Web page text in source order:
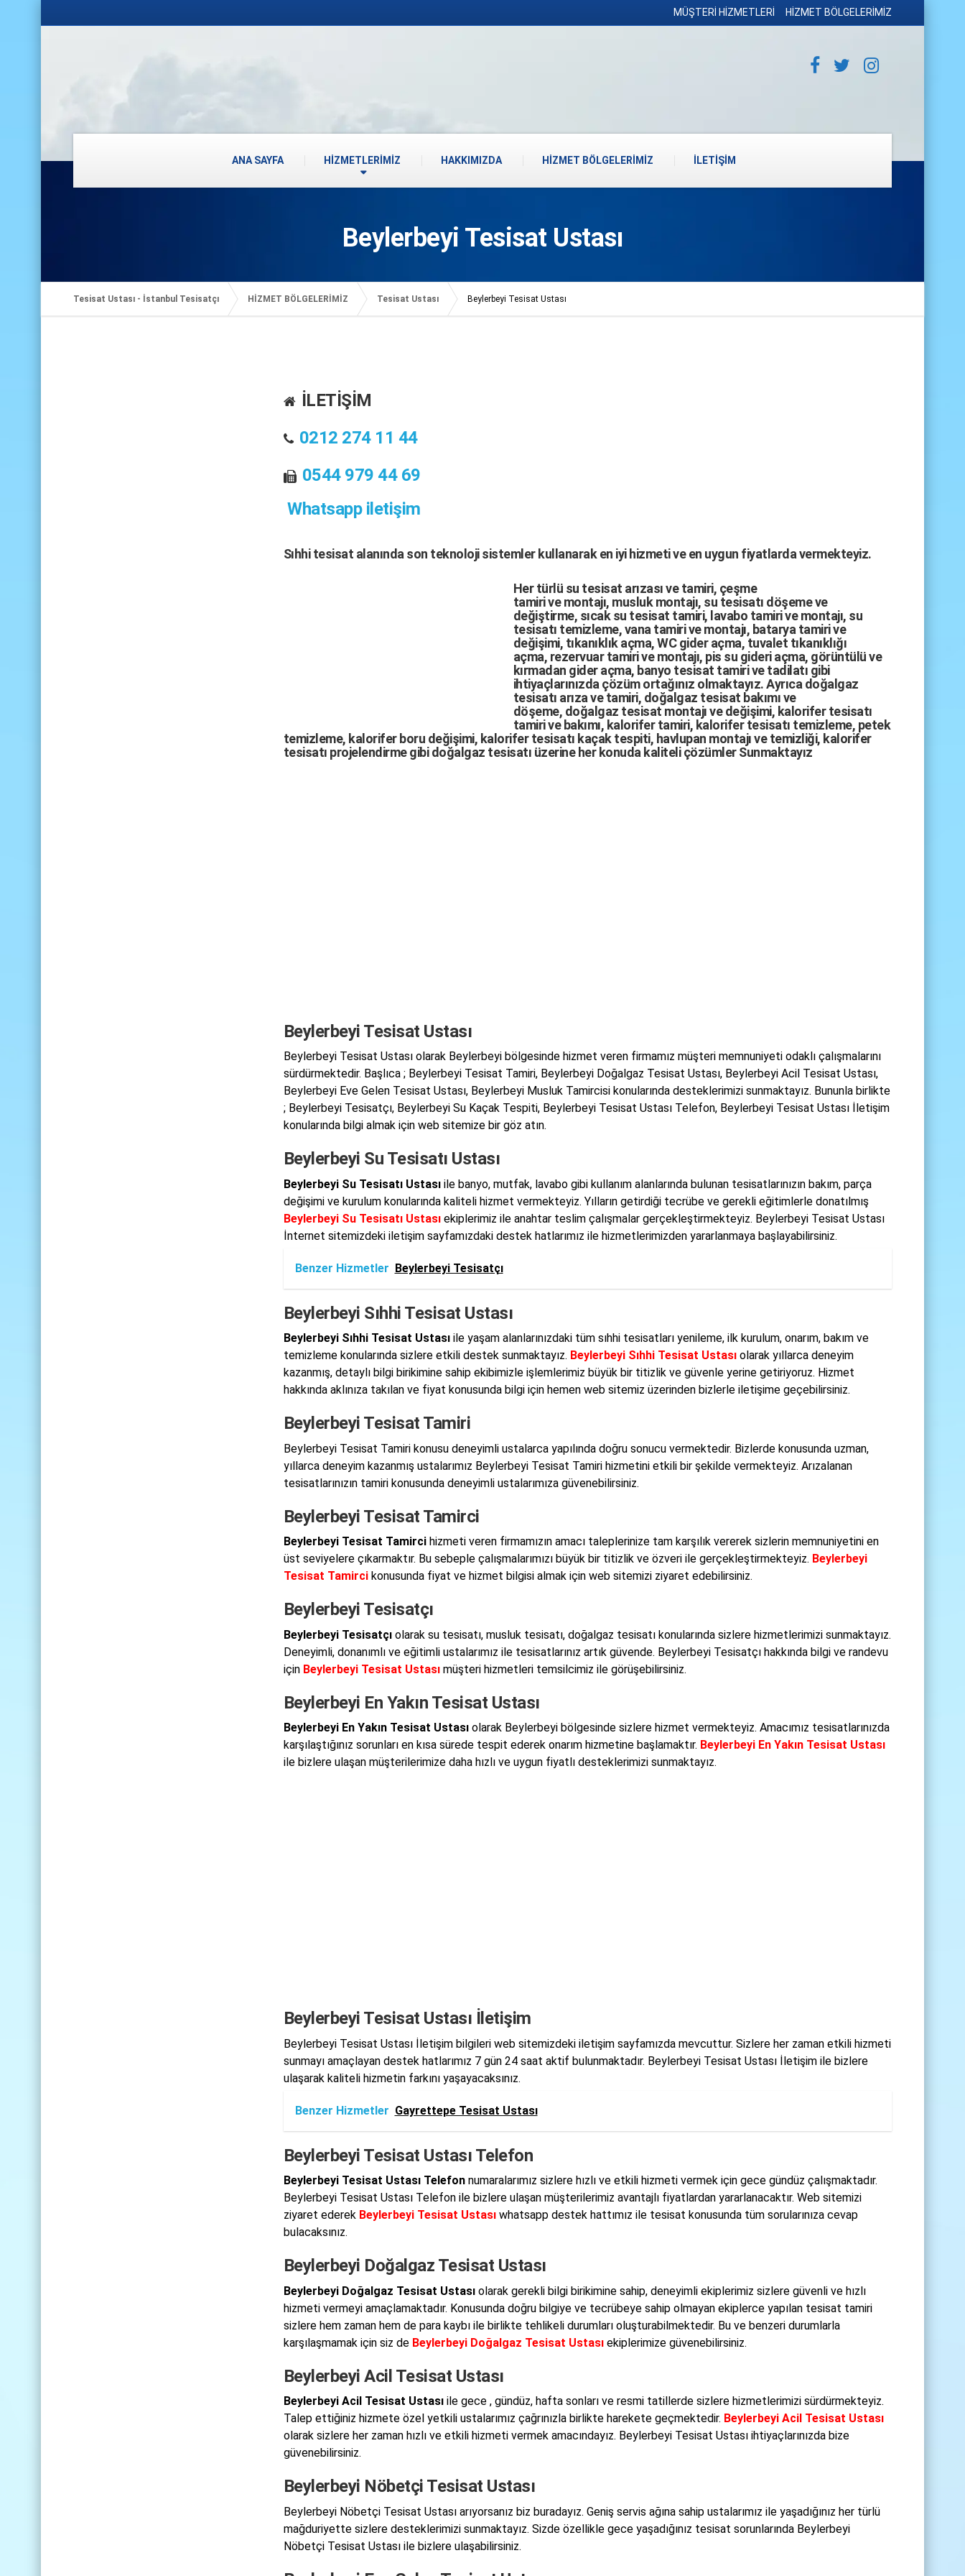
MÜŞTERİ HİZMETLERİ HİZMET BÖLGELERİMİZ
ANA SAYFA HİZMETLERİMİZ HAKKIMIZDA HİZMET BÖLGELERİMİZ İLETİŞİM
Beylerbeyi Tesisat Ustası
Tesisat Ustası - İstanbul Tesisatçı HİZMET BÖLGELERİMİZ Tesisat Ustası Beylerbeyi Tesisat Ustası
İLETİŞİM
0212 274 11 44
0544 979 44 69
Whatsapp iletişim
Sıhhi tesisat alanında son teknoloji sistemler kullanarak en iyi hizmeti ve en uygun fiyatlarda vermekteyiz.
Her türlü su tesisat arızasıve tamiri, çeşme
tamirivemontajı, musluk montajı, su tesisatı döşemeve
değiştirme, sıcak su tesisat tamiri, lavabo tamirivemontajı, su
tesisatı temizleme,vana tamirivemontajı, batarya tamirive
değişimi, tıkanıklık açma,WC gider açma, tuvalet tıkanıklığı
açma, rezervuar tamirive montajı, pis su gideri açma, görüntülü ve
kırmadan gider açma, banyo tesisat tamirivetadilatı gibi
ihtiyaçlarınızda çözüm ortağınız olmaktayız. Ayrıca doğalgaz
tesisatı arızave tamiri, doğalgaz tesisat bakımıve
döşeme, doğalgaz tesisat montajıve değişimi, kalorifer tesisatı
tamiri ve bakımı, kalorifer tamiri, kalorifer tesisatı temizleme, petek
temizleme, kalorifer boru değişimi, kalorifer tesisatı kaçak tespiti, havlupan montajı ve temizliği, kalorifer
tesisatı projelendirme gibi doğalgaz tesisatı üzerine her konuda kaliteli çözümler Sunmaktayız
Beylerbeyi Tesisat Ustası
Beylerbeyi Tesisat Ustası olarak Beylerbeyi bölgesinde hizmet veren firmamız müşteri memnuniyeti odaklı çalışmalarını
sürdürmektedir. Başlıca ; Beylerbeyi Tesisat Tamiri, Beylerbeyi Doğalgaz Tesisat Ustası, Beylerbeyi Acil Tesisat Ustası,
Beylerbeyi Eve Gelen Tesisat Ustası, Beylerbeyi Musluk Tamircisi konularında desteklerimizi sunmaktayız. Bununla birlikte
; Beylerbeyi Tesisatçı, Beylerbeyi Su Kaçak Tespiti, Beylerbeyi Tesisat Ustası Telefon, Beylerbeyi Tesisat Ustası İletişim
konularında bilgi almak için web sitemize bir göz atın.
Beylerbeyi Su Tesisatı Ustası
Beylerbeyi Su Tesisatı Ustasıile banyo, mutfak, lavabo gibi kullanım alanlarında bulunan tesisatlarınızın bakım, parça
değişimi ve kurulum konularında kaliteli hizmet vermekteyiz. Yılların getirdiği tecrübe ve gerekli eğitimlerle donatılmış
Beylerbeyi Su Tesisatı Ustasıekiplerimiz ile anahtar teslim çalışmalar gerçekleştirmekteyiz. Beylerbeyi Tesisat Ustası
İnternet sitemizdeki iletişim sayfamızdaki destek hatlarımız ile hizmetlerimizden yararlanmaya başlayabilirsiniz.
Benzer Hizmetler Beylerbeyi Tesisatçı
Beylerbeyi Sıhhi Tesisat Ustası
Beylerbeyi Sıhhi Tesisat Ustasıile yaşam alanlarınızdaki tüm sıhhi tesisatları yenileme, ilk kurulum, onarım, bakım ve
temizleme konularında sizlere etkili destek sunmaktayız. Beylerbeyi Sıhhi Tesisat Ustasıolarak yıllarca deneyim
kazanmış, detaylı bilgi birikimine sahip ekibimizle işlemlerimiz büyük bir titizlik ve güvenle yerine getiriyoruz. Hizmet
hakkında aklınıza takılan ve fiyat konusunda bilgi için hemen web sitemiz üzerinden bizlerle iletişime geçebilirsiniz.
Beylerbeyi Tesisat Tamiri
Beylerbeyi Tesisat Tamiri konusu deneyimli ustalarca yapılında doğru sonucu vermektedir. Bizlerde konusunda uzman,
yıllarca deneyim kazanmış ustalarımız Beylerbeyi Tesisat Tamiri hizmetini etkili bir şekilde vermekteyiz. Arızalanan
tesisatlarınızın tamiri konusunda deneyimli ustalarımıza güvenebilirsiniz.
Beylerbeyi Tesisat Tamirci
Beylerbeyi Tesisat Tamircihizmeti veren firmamızın amacı taleplerinize tam karşılık vererek sizlerin memnuniyetini en
üst seviyelere çıkarmaktır. Bu sebeple çalışmalarımızı büyük bir titizlik ve özveri ile gerçekleştirmekteyiz. Beylerbeyi
Tesisat Tamircikonusunda fiyat ve hizmet bilgisi almak için web sitemizi ziyaret edebilirsiniz.
Beylerbeyi Tesisatçı
Beylerbeyi Tesisatçıolarak su tesisatı, musluk tesisatı, doğalgaz tesisatı konularında sizlere hizmetlerimizi sunmaktayız.
Deneyimli, donanımlı ve eğitimli ustalarımız ile tesisatlarınız artık güvende. Beylerbeyi Tesisatçı hakkında bilgi ve randevu
için Beylerbeyi Tesisat Ustası müşteri hizmetleri temsilcimiz ile görüşebilirsiniz.
Beylerbeyi En Yakın Tesisat Ustası
Beylerbeyi En Yakın Tesisat Ustasıolarak Beylerbeyi bölgesinde sizlere hizmet vermekteyiz. Amacımız tesisatlarınızda
karşılaştığınız sorunları en kısa sürede tespit ederek onarım hizmetine başlamaktır. Beylerbeyi En Yakın Tesisat Ustası
ile bizlere ulaşan müşterilerimize daha hızlı ve uygun fiyatlı desteklerimizi sunmaktayız.
Beylerbeyi Tesisat Ustası İletişim
Beylerbeyi Tesisat Ustası İletişim bilgileri web sitemizdeki iletişim sayfamızda mevcuttur. Sizlere her zaman etkili hizmeti
sunmayı amaçlayan destek hatlarımız 7 gün 24 saat aktif bulunmaktadır. Beylerbeyi Tesisat Ustası İletişim ile bizlere
ulaşarak kaliteli hizmetin farkını yaşayacaksınız.
Benzer Hizmetler Gayrettepe Tesisat Ustası
Beylerbeyi Tesisat Ustası Telefon
Beylerbeyi Tesisat Ustası Telefonnumaralarımız sizlere hızlı ve etkili hizmeti vermek için gece gündüz çalışmaktadır.
Beylerbeyi Tesisat Ustası Telefon ile bizlere ulaşan müşterilerimiz avantajlı fiyatlardan yararlanacaktır. Web sitemizi
ziyaret ederek Beylerbeyi Tesisat Ustasıwhatsapp destek hattımız ile tesisat konusunda tüm sorularınıza cevap
bulacaksınız.
Beylerbeyi Doğalgaz Tesisat Ustası
Beylerbeyi Doğalgaz Tesisat Ustasıolarak gerekli bilgi birikimine sahip, deneyimli ekiplerimiz sizlere güvenli ve hızlı
hizmeti vermeyi amaçlamaktadır. Konusunda doğru bilgiye ve tecrübeye sahip olmayan ekiplerce yapılan tesisat tamiri
sizlere hem zaman hem de para kaybı ile birlikte tehlikeli durumları oluşturabilmektedir. Bu ve benzeri durumlarla
karşılaşmamak için siz de Beylerbeyi Doğalgaz Tesisat Ustasıekiplerimize güvenebilirsiniz.
Beylerbeyi Acil Tesisat Ustası
Beylerbeyi Acil Tesisat Ustasıile gece , gündüz, hafta sonları ve resmi tatillerde sizlere hizmetlerimizi sürdürmekteyiz.
Talep ettiğiniz hizmete özel yetkili ustalarımız çağrınızla birlikte harekete geçmektedir. Beylerbeyi Acil Tesisat Ustası
olarak sizlere her zaman hızlı ve etkili hizmeti vermek amacındayız. Beylerbeyi Tesisat Ustası ihtiyaçlarınızda bize
güvenebilirsiniz.
Beylerbeyi Nöbetçi Tesisat Ustası
Beylerbeyi Nöbetçi Tesisat Ustası arıyorsanız biz buradayız. Geniş servis ağına sahip ustalarımız ile yaşadığınız her türlü
mağduriyette sizlere desteklerimizi sunmaktayız. Sizde özellikle gece yaşadığınız tesisat sorunlarında Beylerbeyi
Nöbetçi Tesisat Ustası ile bizlere ulaşabilirsiniz.